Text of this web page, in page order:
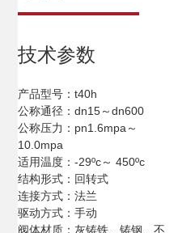
技术参数
产品型号：t40h
公称通径：dn15～dn600
公称压力：pn1.6mpa～
10.0mpa
适用温度：-29ºc～ 450ºc
结构形式：回转式
连接方式：法兰
驱动方式：手动
阀体材质：灰铸铁、铸钢、不